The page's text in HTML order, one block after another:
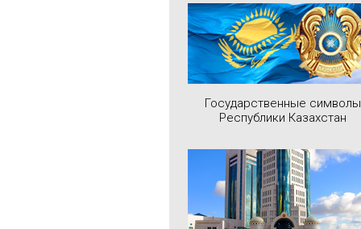
Государственные символы
Республики Казахстан